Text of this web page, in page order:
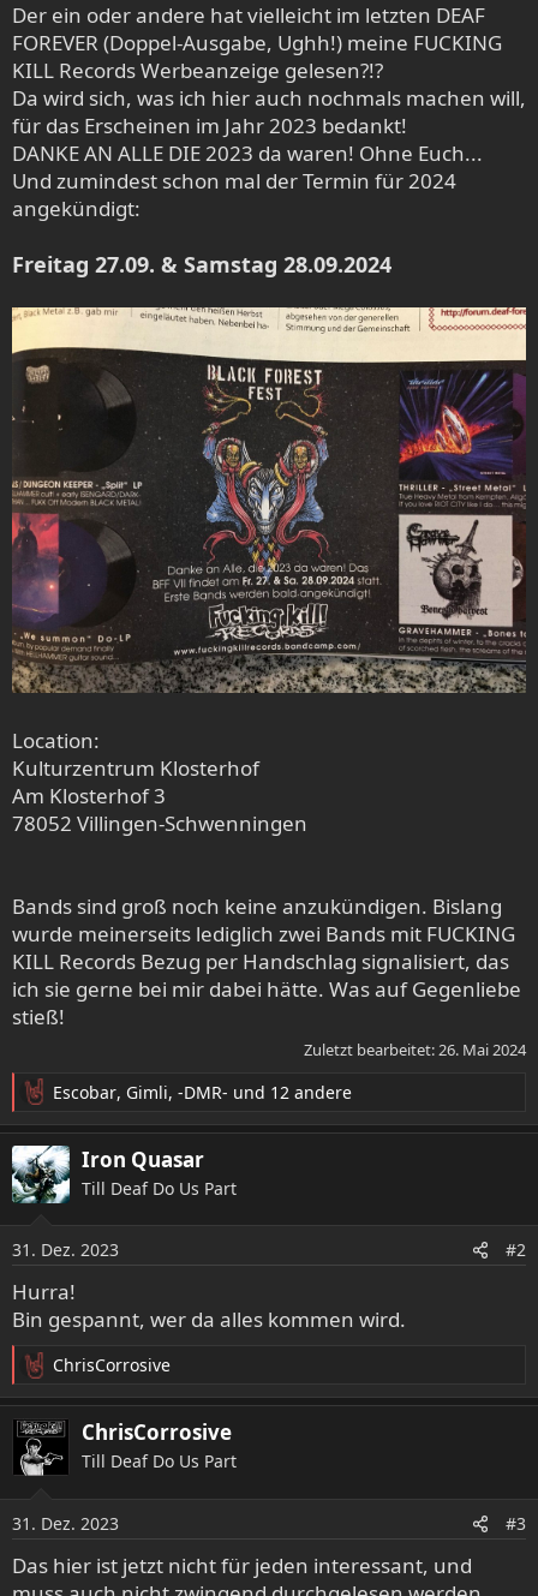
Der ein oder andere hat vielleicht im letzten DEAF
FOREVER (Doppel-Ausgabe, Ughh!) meine FUCKING
KILL Records Werbeanzeige gelesen?!?
Da wird sich, was ich hier auch nochmals machen will,
für das Erscheinen im Jahr 2023 bedankt!
DANKE AN ALLE DIE 2023 da waren! Ohne Euch...
Und zumindest schon mal der Termin für 2024
angekündigt:
Freitag 27.09. & Samstag 28.09.2024
Location:
Kulturzentrum Klosterhof
Am Klosterhof 3
78052 Villingen-Schwenningen
Bands sind groß noch keine anzukündigen. Bislang
wurde meinerseits lediglich zwei Bands mit FUCKING
KILL Records Bezug per Handschlag signalisiert, das
ich sie gerne bei mir dabei hätte. Was auf Gegenliebe
stieß!
Zuletzt bearbeitet:26. Mai 2024
R
e
a
k
t
n
e
n
:
Escobar, Gimli, -DMR- und 12 andere
Iron Quasar
Till Deaf Do Us Part
31. Dez. 2023 #2
Hurra!
Bin gespannt, wer da alles kommen wird.
R
e
a
k
t
n
e
n
ChrisCorrosive
ChrisCorrosive
Till Deaf Do Us Part
31. Dez. 2023 #3
Das hier ist jetzt nicht für jeden interessant, und